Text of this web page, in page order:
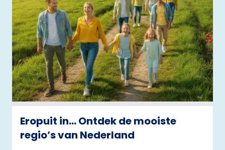
Eropuit in… Ontdek de mooiste
regio’s van Nederland